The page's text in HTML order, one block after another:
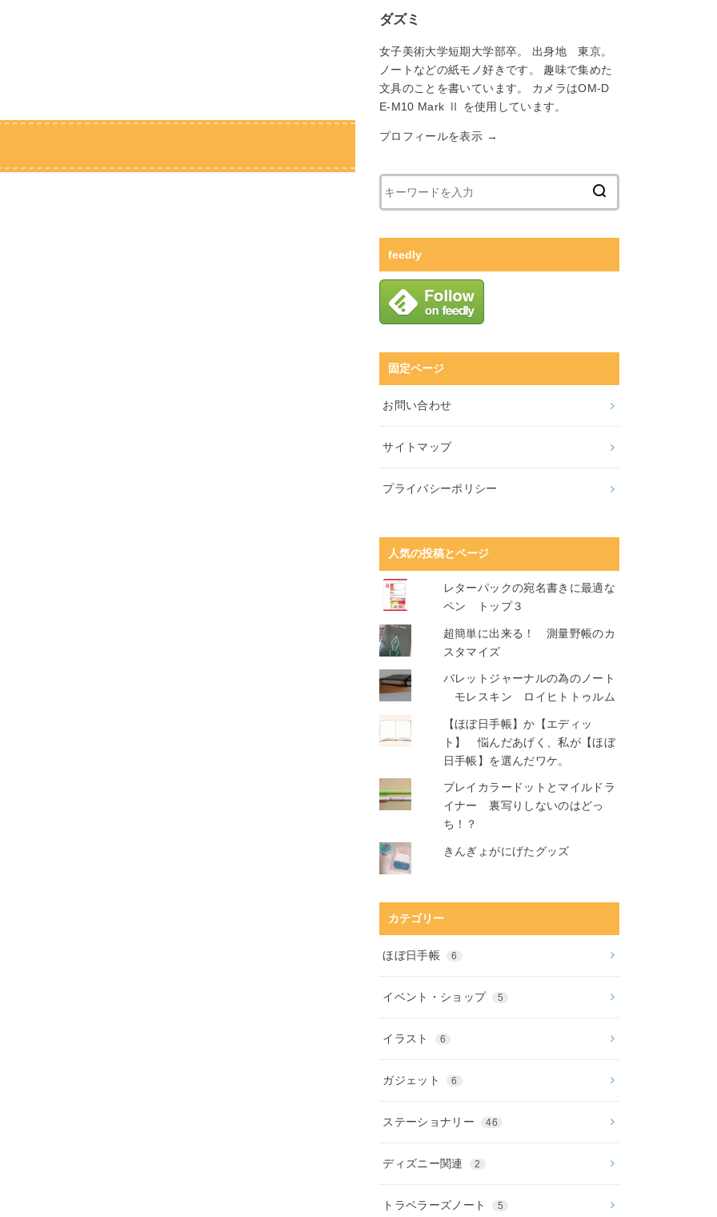
ダズミ
女子美術大学短期大学部卒。 出身地 東京。
ノートなどの紙モノ好きです。 趣味で集めた
文具のことを書いています。 カメラはOM-D
E-M10 Mark Ⅱ を使用しています。
プロフィールを表示 →
feedly
固定ページ
お問い合わせ
サイトマップ
プライバシーポリシー
人気の投稿とページ
レターパックの宛名書きに最適な
ペン トップ３
超簡単に出来る！ 測量野帳のカ
スタマイズ
バレットジャーナルの為のノート
モレスキン ロイヒトトゥルム
【ほぼ日手帳】か【エディッ
ト】 悩んだあげく、私が【ほぼ
日手帳】を選んだワケ。
プレイカラードットとマイルドラ
イナー 裏写りしないのはどっ
ち！？
きんぎょがにげたグッズ
カテゴリー
ほぼ日手帳 6
イベント・ショップ 5
イラスト 6
ガジェット 6
ステーショナリー 46
ディズニー関連 2
トラベラーズノート 5